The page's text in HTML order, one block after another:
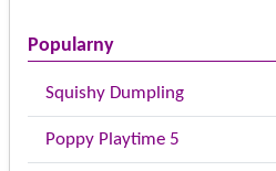
Popularny
Squishy Dumpling
Poppy Playtime 5